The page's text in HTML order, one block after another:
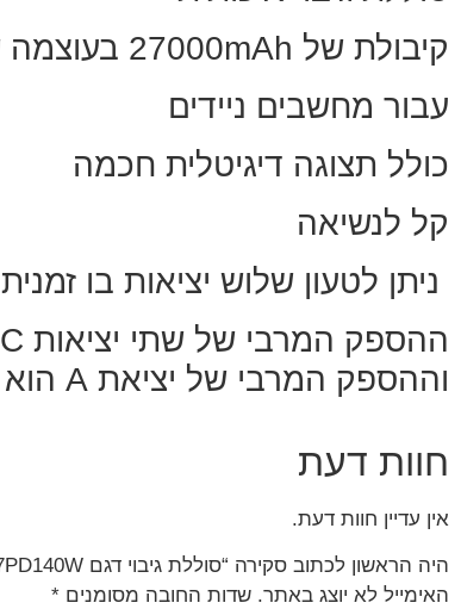
קיבולת של 27000mAh בעוצמה של 140W
עבור מחשבים ניידים
כולל תצוגה דיגיטלית חכמה
קל לנשיאה
ניתן לטעון שלוש יציאות בו זמנית
ההספק המרבי של שתי יציאות C הוא 140W
וההספק המרבי של יציאת A הוא 22.5W
חוות דעת
אין עדיין חוות דעת.
היה הראשון לכתוב סקירה “סוללת גיבוי דגם MPB27PD140W מבית MIRACASE”
האימייל לא יוצג באתר. שדות החובה מסומנים *